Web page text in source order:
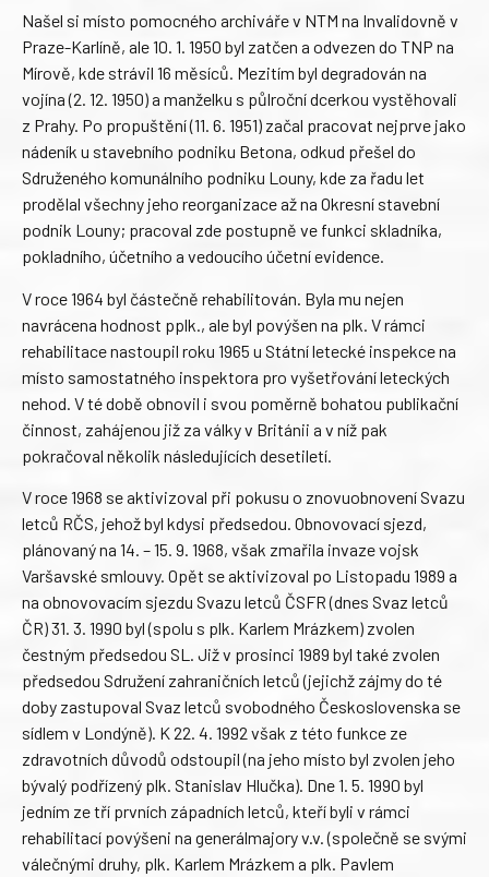
Našel si místo pomocného archiváře v NTM na Invalidovně v
Praze-Karlíně, ale 10. 1. 1950 byl zatčen a odvezen do TNP na
Mírově, kde strávil 16 měsíců. Mezitím byl degradován na
vojína (2. 12. 1950) a manželku s půlroční dcerkou vystěhovali
z Prahy. Po propuštění (11. 6. 1951) začal pracovat nejprve jako
nádeník u stavebního podniku Betona, odkud přešel do
Sdruženého komunálního podniku Louny, kde za řadu let
prodělal všechny jeho reorganizace až na Okresní stavební
podnik Louny; pracoval zde postupně ve funkci skladníka,
pokladního, účetního a vedoucího účetní evidence.
V roce 1964 byl částečně rehabilitován. Byla mu nejen
navrácena hodnost pplk., ale byl povýšen na plk. V rámci
rehabilitace nastoupil roku 1965 u Státní letecké inspekce na
místo samostatného inspektora pro vyšetřování leteckých
nehod. V té době obnovil i svou poměrně bohatou publikační
činnost, zahájenou již za války v Británii a v níž pak
pokračoval několik následujících desetiletí.
V roce 1968 se aktivizoval při pokusu o znovuobnovení Svazu
letců RČS, jehož byl kdysi předsedou. Obnovovací sjezd,
plánovaný na 14. – 15. 9. 1968, však zmařila invaze vojsk
Varšavské smlouvy. Opět se aktivizoval po Listopadu 1989 a
na obnovovacím sjezdu Svazu letců ČSFR (dnes Svaz letců
ČR) 31. 3. 1990 byl (spolu s plk. Karlem Mrázkem) zvolen
čestným předsedou SL. Již v prosinci 1989 byl také zvolen
předsedou Sdružení zahraničních letců (jejichž zájmy do té
doby zastupoval Svaz letců svobodného Československa se
sídlem v Londýně). K 22. 4. 1992 však z této funkce ze
zdravotních důvodů odstoupil (na jeho místo byl zvolen jeho
bývalý podřízený plk. Stanislav Hlučka). Dne 1. 5. 1990 byl
jedním ze tří prvních západních letců, kteří byli v rámci
rehabilitací povýšeni na generálmajory v.v. (společně se svými
válečnými druhy, plk. Karlem Mrázkem a plk. Pavlem